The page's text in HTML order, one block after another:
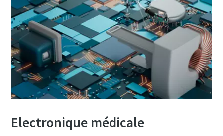
Electronique médicale